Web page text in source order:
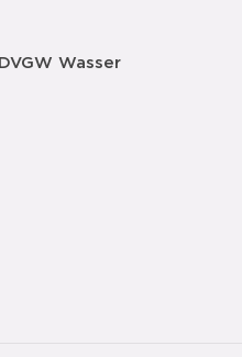
DVGW Wasser